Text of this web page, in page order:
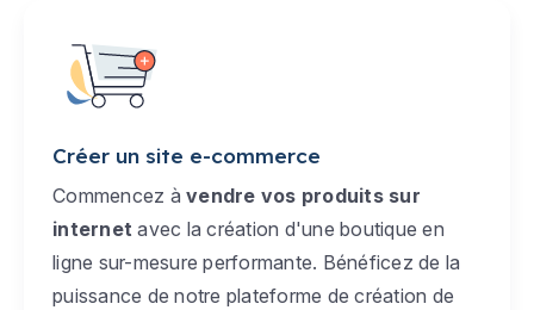
Créer un site e-commerce
Commencez à vendre vos produits sur
internet avec la création d'une boutique en
ligne sur-mesure performante. Bénéficez de la
puissance de notre plateforme de création de